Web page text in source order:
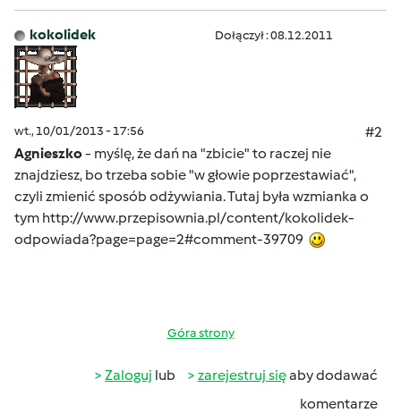
kokolidek Dołączył : 08.12.2011
wt., 10/01/2013 - 17:56
#2
Agnieszko- myślę, że dań na "zbicie" to raczej nie
znajdziesz, bo trzeba sobie "w głowie poprzestawiać",
czyli zmienić sposób odżywiania. Tutaj była wzmianka o
tym http://www.przepisownia.pl/content/kokolidek-
odpowiada?page=page=2#comment-39709
Góra strony
Zaloguj lub zarejestruj sięaby dodawać
komentarze